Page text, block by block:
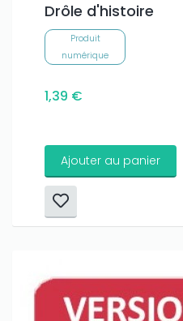
Drôle d'histoire
Produit
numérique
1,39 €
Ajouter au panier